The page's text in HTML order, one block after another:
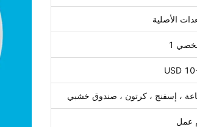
الأصلية
1
USD
، إسفنج ، كرتون ، صندوق خشبي